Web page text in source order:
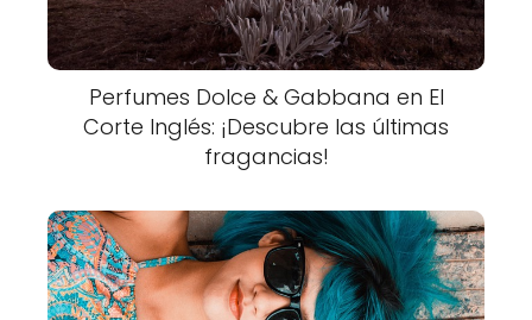
Perfumes Dolce & Gabbana en El
Corte Inglés: ¡Descubre las últimas
fragancias!